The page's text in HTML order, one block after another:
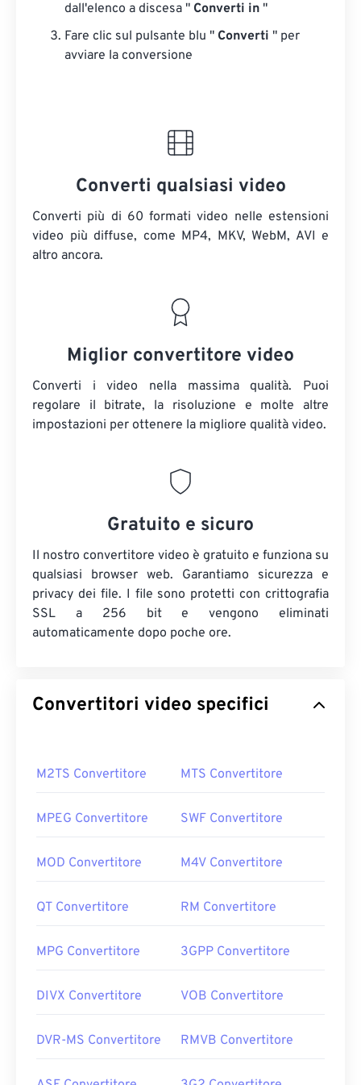
dall'elenco a discesa " Converti in "
Fare clic sul pulsante blu " Converti " per
avviare la conversione
Converti qualsiasi video
Converti più di 60 formati video nelle estensioni
video più diffuse, come MP4, MKV, WebM, AVI e
altro ancora.
Miglior convertitore video
Converti i video nella massima qualità. Puoi
regolare il bitrate, la risoluzione e molte altre
impostazioni per ottenere la migliore qualità video.
Gratuito e sicuro
Il nostro convertitore video è gratuito e funziona su
qualsiasi browser web. Garantiamo sicurezza e
privacy dei file. I file sono protetti con crittografia
SSL a 256 bit e vengono eliminati
automaticamente dopo poche ore.
Convertitori video specifici
M2TS Convertitore MTS Convertitore
MPEG Convertitore SWF Convertitore
MOD Convertitore M4V Convertitore
QT Convertitore RM Convertitore
MPG Convertitore 3GPP Convertitore
DIVX Convertitore VOB Convertitore
DVR-MS Convertitore RMVB Convertitore